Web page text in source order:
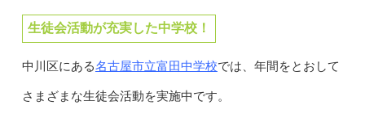
生徒会活動が充実した中学校！
中川区にある名古屋市立富田中学校では、年間をとおして
さまざまな生徒会活動を実施中です。